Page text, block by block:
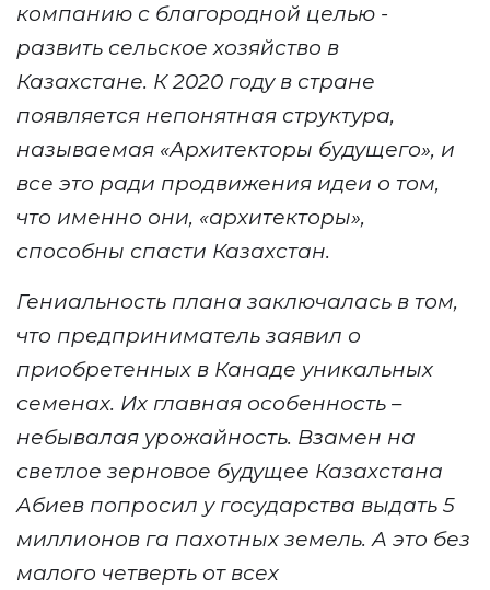
компанию с благородной целью -
развить сельское хозяйство в
Казахстане. К 2020 годув стране
появляется непонятная структура,
называемая «Архитекторы будущего», и
все это ради продвижения идеи о том,
что именно они, «архитекторы»,
способны спасти Казахстан.
Гениальность плана заключалась в том,
что предприниматель заявил о
приобретенных в Канаде уникальных
семенах. Их главная особенность –
небывалая урожайность. Взамен на
светлое зерновое будущее Казахстана
Абиев попросил у государства выдать 5
миллионов га пахотных земель. А это без
малого четверть от всех